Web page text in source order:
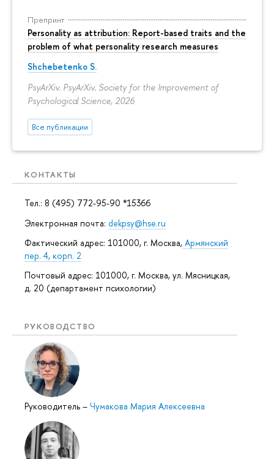
Препринт
Personality as attribution: Report-based traits and the
problem of what personality research measures
Shchebetenko S.
PsyArXiv. PsyArXiv. Society for the Improvement of
Psychological Science, 2026
Все публикации
КОНТАКТЫ
Тел.: 8 (495) 772-95-90 *15366
Электронная почта: dekpsy@hse.ru
Фактический адрес: 101000, г. Москва, Армянский
пер. 4, корп. 2
Почтовый адрес: 101000, г. Москва, ул. Мясницкая,
д. 20 (департамент психологии)
РУКОВОДСТВО
Руководитель – Чумакова Мария Алексеевна